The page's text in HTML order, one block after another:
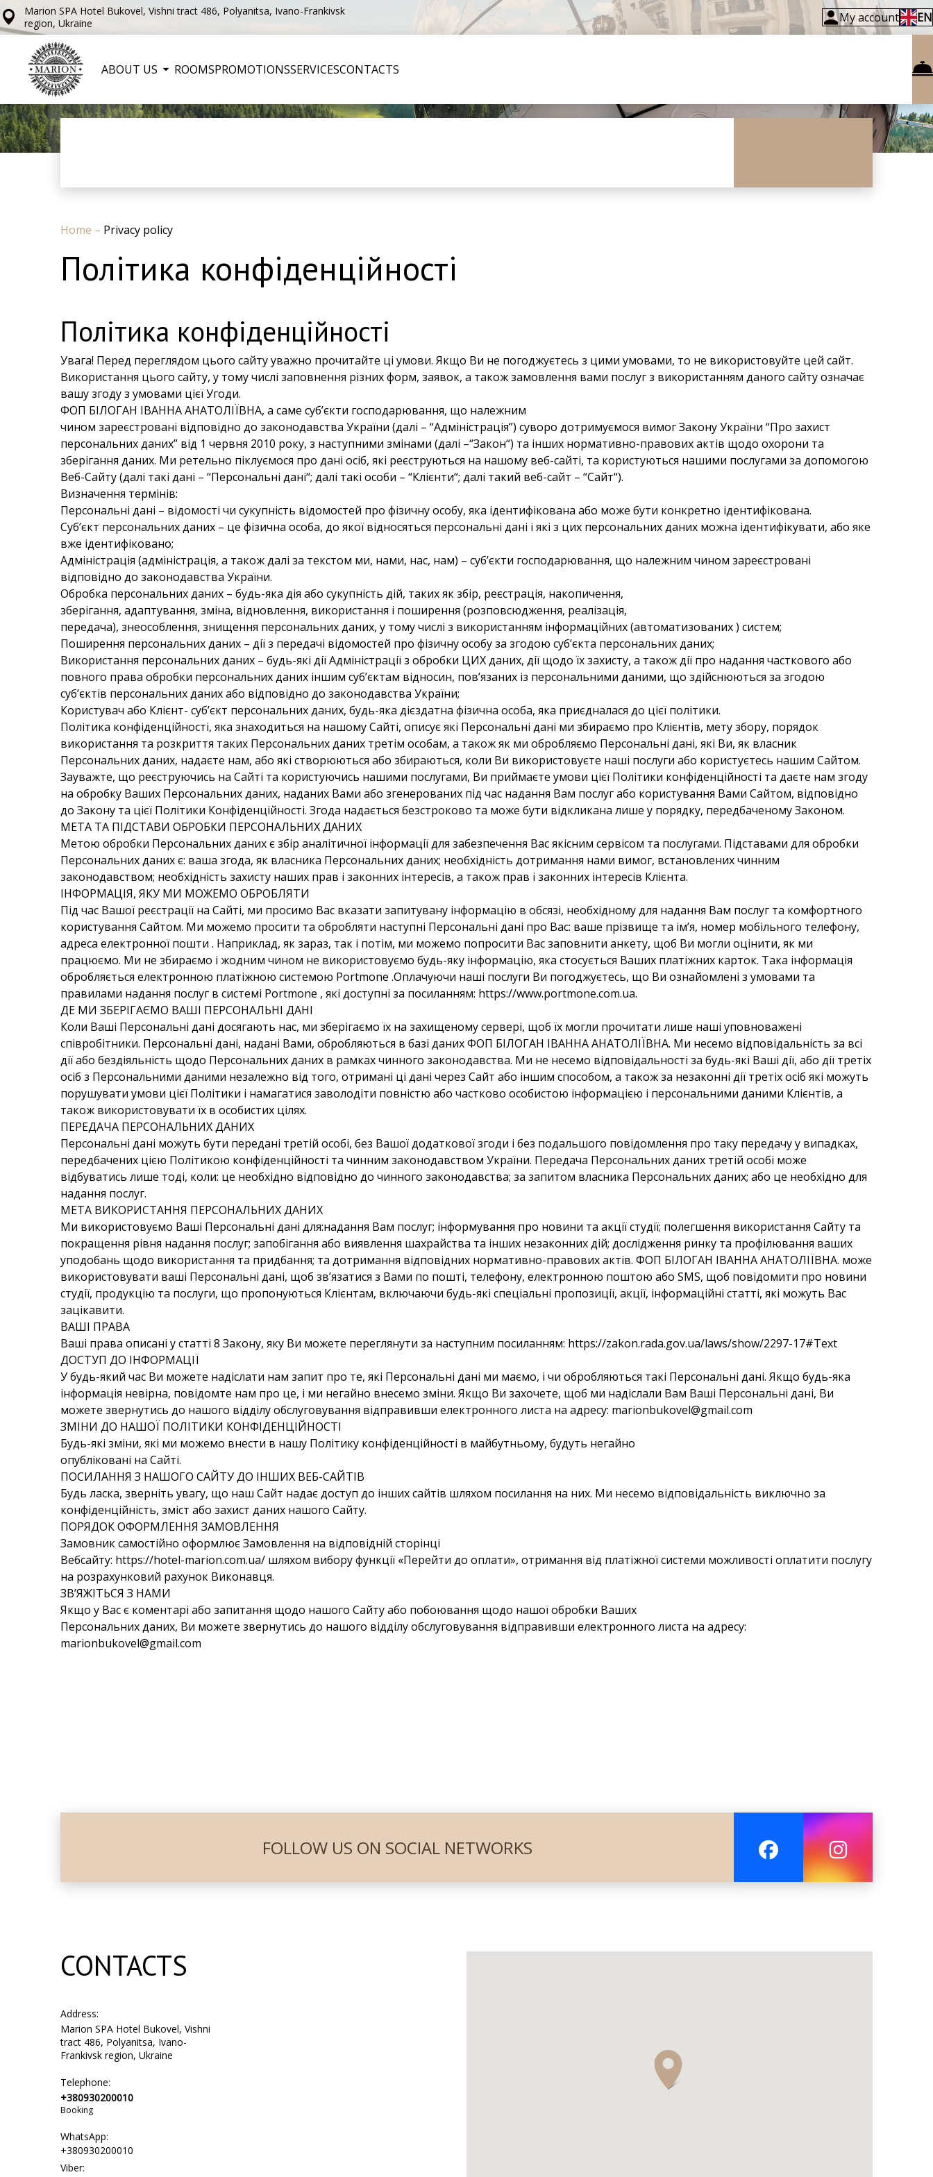
Marion SPA Hotel Bukovel, Vishni tract 486, Polyanitsa, Ivano-Frankivsk
region, Ukraine
My account EN
ABOUT US ROOMSPROMOTIONSSERVICESCONTACTS
Home – Privacy policy
Політика конфіденційності
Політика конфіденційності
Увага! Перед переглядом цього сайту уважно прочитайте ці умови. Якщо Ви не погоджуєтесь з цими умовами, то не використовуйте цей сайт.
Використання цього сайту, у тому числі заповнення різних форм, заявок, а також замовлення вами послуг з використанням даного сайту означає
вашу згоду з умовами цієї Угоди.
ФОП БІЛОГАН ІВАННА АНАТОЛІЇВНА, а саме суб’єкти господарювання, що належним
чином зареєстровані відповідно до законодавства України (далі – “Адміністрація”) суворо дотримуємося вимог Закону України “Про захист
персональних даних” від 1 червня 2010 року, з наступними змінами (далі –“Закон“) та інших нормативно-правових актів щодо охорони та
зберігання даних. Ми ретельно піклуємося про дані осіб, які реєструються на нашому веб-сайті, та користуються нашими послугами за допомогою
Веб-Сайту (далі такі дані – “Персональні дані“; далі такі особи – “Клієнти“; далі такий веб-сайт – “Сайт“).
Визначення термінів:
Персональні дані – відомості чи сукупність відомостей про фізичну особу, яка ідентифікована або може бути конкретно ідентифікована.
Суб’єкт персональних даних – це фізична особа, до якої відносяться персональні дані і які з цих персональних даних можна ідентифікувати, або яке
вже ідентифіковано;
Адміністрація (адміністрація, а також далі за текстом ми, нами, нас, нам) – суб’єкти господарювання, що належним чином зареєстровані
відповідно до законодавства України.
Обробка персональних даних – будь-яка дія або сукупність дій, таких як збір, реєстрація, накопичення,
зберігання, адаптування, зміна, відновлення, використання і поширення (розповсюдження, реалізація,
передача), знеособлення, знищення персональних даних, у тому числі з використанням інформаційних (автоматизованих ) систем;
Поширення персональних даних – дії з передачі відомостей про фізичну особу за згодою суб’єкта персональних даних;
Використання персональних даних – будь-які дії Адміністрації з обробки ЦИХ даних, дії щодо їх захисту, а також дії про надання часткового або
повного права обробки персональних даних іншим суб’єктам відносин, пов’язаних із персональними даними, що здійснюються за згодою
суб’єктів персональних даних або відповідно до законодавства України;
Користувач або Клієнт- суб’єкт персональних даних, будь-яка дієздатна фізична особа, яка приєдналася до цієї політики.
Політика конфіденційності, яка знаходиться на нашому Сайті, описує які Персональні дані ми збираємо про Клієнтів, мету збору, порядок
використання та розкриття таких Персональних даних третім особам, а також як ми обробляємо Персональні дані, які Ви, як власник
Персональних даних, надаєте нам, або які створюються або збираються, коли Ви використовуєте наші послуги або користуєтесь нашим Сайтом.
Зауважте, що реєструючись на Сайті та користуючись нашими послугами, Ви приймаєте умови цієї Політики конфіденційності та даєте нам згоду
на обробку Ваших Персональних даних, наданих Вами або згенерованих під час надання Вам послуг або користування Вами Сайтом, відповідно
до Закону та цієї Політики Конфіденційності. Згода надається безстроково та може бути відкликана лише у порядку, передбаченому Законом.
МЕТА ТА ПІДСТАВИ ОБРОБКИ ПЕРСОНАЛЬНИХ ДАНИХ
Метою обробки Персональних даних є збір аналітичної інформації для забезпечення Вас якісним сервісом та послугами. Підставами для обробки
Персональних даних є: ваша згода, як власника Персональних даних; необхідність дотримання нами вимог, встановлених чинним
законодавством; необхідність захисту наших прав і законних інтересів, а також прав і законних інтересів Клієнта.
ІНФОРМАЦІЯ, ЯКУ МИ МОЖЕМО ОБРОБЛЯТИ
Під час Вашої реєстрації на Сайті, ми просимо Вас вказати запитувану інформацію в обсязі, необхідному для надання Вам послуг та комфортного
користування Сайтом. Ми можемо просити та обробляти наступні Персональні дані про Вас: ваше прізвище та ім’я, номер мобільного телефону,
адреса електронної пошти . Наприклад, як зараз, так і потім, ми можемо попросити Вас заповнити анкету, щоб Ви могли оцінити, як ми
працюємо. Ми не збираємо і жодним чином не використовуємо будь-яку інформацію, яка стосується Ваших платіжних карток. Така інформація
обробляється електронною платіжною системою Portmone .Оплачуючи наші послуги Ви погоджуєтесь, що Ви ознайомлені з умовами та
правилами надання послуг в системі Portmone , які доступні за посиланням: https://www.portmone.com.ua.
ДЕ МИ ЗБЕРІГАЄМО ВАШІ ПЕРСОНАЛЬНІ ДАНІ
Коли Ваші Персональні дані досягають нас, ми зберігаємо їх на захищеному сервері, щоб їх могли прочитати лише наші уповноважені
співробітники. Персональні дані, надані Вами, обробляються в базі даних ФОП БІЛОГАН ІВАННА АНАТОЛІЇВНА. Ми несемо відповідальність за всі
дії або бездіяльність щодо Персональних даних в рамках чинного законодавства. Ми не несемо відповідальності за будь-які Ваші дії, або дії третіх
осіб з Персональними даними незалежно від того, отримані ці дані через Сайт або іншим способом, а також за незаконні дії третіх осіб які можуть
порушувати умови цієї Політики і намагатися заволодіти повністю або частково особистою інформацією і персональними даними Клієнтів, а
також використовувати їх в особистих цілях.
ПЕРЕДАЧА ПЕРСОНАЛЬНИХ ДАНИХ
Персональні дані можуть бути передані третій особі, без Вашої додаткової згоди і без подальшого повідомлення про таку передачу у випадках,
передбачених цією Політикою конфіденційності та чинним законодавством України. Передача Персональних даних третій особі може
відбуватись лише тоді, коли: це необхідно відповідно до чинного законодавства; за запитом власника Персональних даних; або це необхідно для
надання послуг.
МЕТА ВИКОРИСТАННЯ ПЕРСОНАЛЬНИХ ДАНИХ
Ми використовуємо Ваші Персональні дані для:надання Вам послуг; інформування про новини та акції студії; полегшення використання Сайту та
покращення рівня надання послуг; запобігання або виявлення шахрайства та інших незаконних дій; дослідження ринку та профілювання ваших
уподобань щодо використання та придбання; та дотримання відповідних нормативно-правових актів. ФОП БІЛОГАН ІВАННА АНАТОЛІЇВНА. може
використовувати ваші Персональні дані, щоб зв’язатися з Вами по пошті, телефону, електронною поштою або SMS, щоб повідомити про новини
студії, продукцію та послуги, що пропонуються Клієнтам, включаючи будь-які спеціальні пропозиції, акції, інформаційні статті, які можуть Вас
зацікавити.
ВАШІ ПРАВА
Ваші права описані у статті 8 Закону, яку Ви можете переглянути за наступним посиланням: https://zakon.rada.gov.ua/laws/show/2297-17#Text
ДОСТУП ДО ІНФОРМАЦІЇ
У будь-який час Ви можете надіслати нам запит про те, які Персональні дані ми маємо, і чи обробляються такі Персональні дані. Якщо будь-яка
інформація невірна, повідомте нам про це, і ми негайно внесемо зміни. Якщо Ви захочете, щоб ми надіслали Вам Ваші Персональні дані, Ви
можете звернутись до нашого відділу обслуговування відправивши електронного листа на адресу: marionbukovel@gmail.com
ЗМІНИ ДО НАШОЇ ПОЛІТИКИ КОНФІДЕНЦІЙНОСТІ
Будь-які зміни, які ми можемо внести в нашу Політику конфіденційності в майбутньому, будуть негайно
опубліковані на Сайті.
ПОСИЛАННЯ З НАШОГО САЙТУ ДО ІНШИХ ВЕБ-САЙТІВ
Будь ласка, зверніть увагу, що наш Сайт надає доступ до інших сайтів шляхом посилання на них. Ми несемо відповідальність виключно за
конфіденційність, зміст або захист даних нашого Сайту.
ПОРЯДОК ОФОРМЛЕННЯ ЗАМОВЛЕННЯ
Замовник самостійно оформлює Замовлення на відповідній сторінці
Вебсайту: https://hotel-marion.com.ua/ шляхом вибору функції «Перейти до оплати», отримання від платіжної системи можливості оплатити послугу
на розрахунковий рахунок Виконавця.
ЗВ’ЯЖІТЬСЯ З НАМИ
Якщо у Вас є коментарі або запитання щодо нашого Сайту або побоювання щодо нашої обробки Ваших
Персональних даних, Ви можете звернутись до нашого відділу обслуговування відправивши електронного листа на адресу:
marionbukovel@gmail.com
FOLLOW US ON SOCIAL NETWORKS
CONTACTS
Address:
Marion SPA Hotel Bukovel, Vishni
tract 486, Polyanitsa, Ivano-
Frankivsk region, Ukraine
Telephone:
+380930200010
Booking
WhatsApp:
+380930200010
Viber: